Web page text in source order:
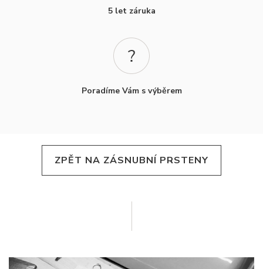
5 let záruka
Poradíme Vám s výběrem
ZPĚT NA ZÁSNUBNÍ PRSTENY